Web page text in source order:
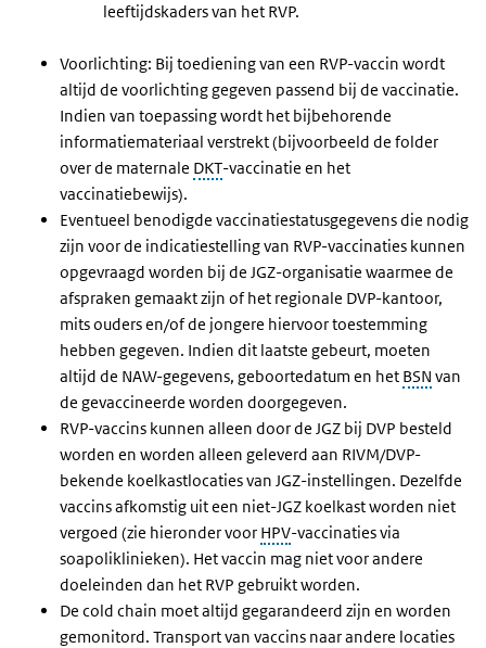
leeftijdskaders van het RVP.
Voorlichting: Bij toediening van een RVP-vaccin wordt
altijd de voorlichting gegeven passend bij de vaccinatie.
Indien van toepassing wordt het bijbehorende
informatiemateriaal verstrekt (bijvoorbeeld de folder
over de maternale DKT-vaccinatie en het
vaccinatiebewijs).
Eventueel benodigde vaccinatiestatusgegevens die nodig
zijn voor de indicatiestelling van RVP-vaccinaties kunnen
opgevraagd worden bij de JGZ-organisatie waarmee de
afspraken gemaakt zijn of het regionale DVP-kantoor,
mits ouders en/of de jongere hiervoor toestemming
hebben gegeven. Indien dit laatste gebeurt, moeten
altijd de NAW-gegevens, geboortedatum en het BSN van
de gevaccineerde worden doorgegeven.
RVP-vaccins kunnen alleen door de JGZ bij DVP besteld
worden en worden alleen geleverd aan RIVM/DVP-
bekende koelkastlocaties van JGZ-instellingen. Dezelfde
vaccins afkomstig uit een niet-JGZ koelkast worden niet
vergoed (zie hieronder voor HPV-vaccinaties via
soapoliklinieken). Het vaccin mag niet voor andere
doeleinden dan het RVP gebruikt worden.
De cold chain moet altijd gegarandeerd zijn en worden
gemonitord. Transport van vaccins naar andere locaties